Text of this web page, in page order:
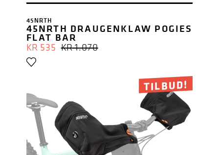
TILBUD!
45NRTH
45NRTH DRAUGENKLAW POGIES
FLAT BAR
KR1.070OPPRINNELIG
KR535
NÅVÆRENDE